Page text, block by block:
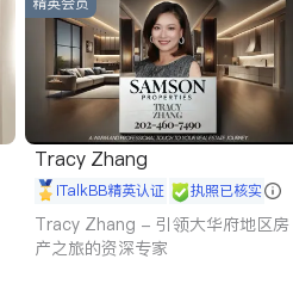
Tracy Zhang
iTalkBB精英认证 执照已核实
Tracy Zhang - 引领大华府地区房
产之旅的资深专家